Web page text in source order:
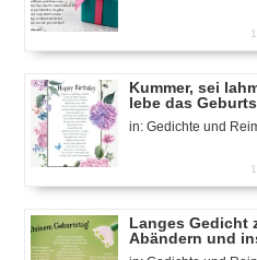
Kummer, sei
lebe das
in: Gedichte und
Langes Gedicht
Abändern und